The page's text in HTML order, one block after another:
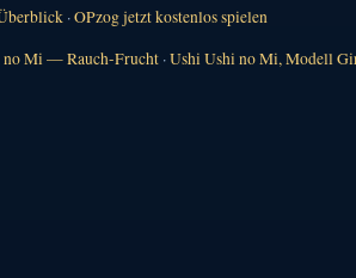
·OPzog jetzt kostenlos spielen
Mi — Rauch-Frucht ·Ushi Ushi no Mi, Modell